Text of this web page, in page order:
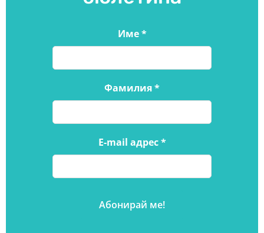
Име*
Фамилия*
E-mail адрес*